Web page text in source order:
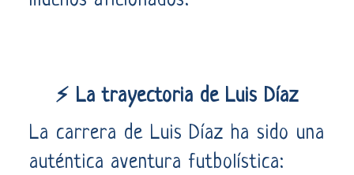
⚡ La trayectoria de Luis Díaz
La carrera de Luis Díaz ha sido una
auténtica aventura futbolística: